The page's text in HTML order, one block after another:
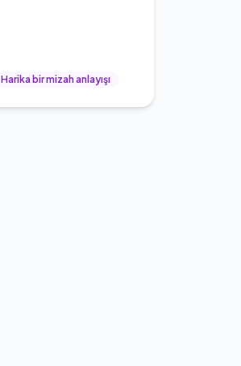
Harika bir mizah anlayışı